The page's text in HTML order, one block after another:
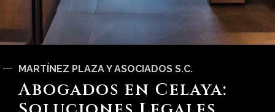
MARTÍNEZ PLAZA Y ASOCIADOS S.C.
Abogados en Celaya: